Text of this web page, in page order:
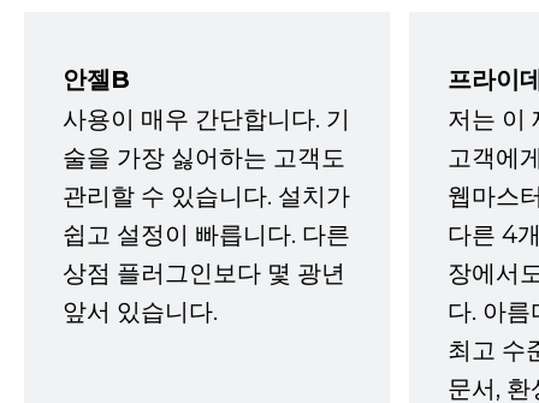
안젤B
사용이 매우 간단합니다. 기
술을 가장 싫어하는 고객도
관리할 수 있습니다. 설치가
쉽고 설정이 빠릅니다. 다른
상점 플러그인보다 몇 광년
앞서 있습니다.
프라이
저는 이
고객에
웹마스
다른 4
장에서
다. 아름
최고 수
문서,